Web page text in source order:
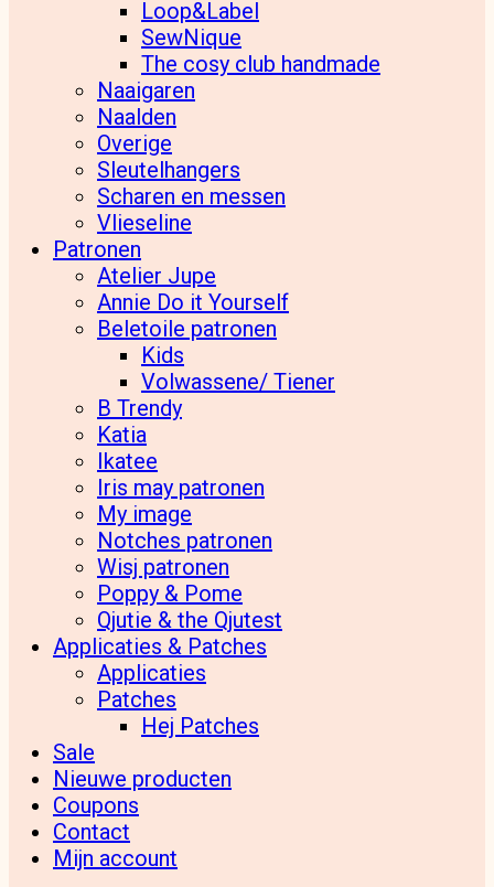
Loop&Label
SewNique
The cosy club handmade
Naaigaren
Naalden
Overige
Sleutelhangers
Scharen en messen
Vlieseline
Patronen
Atelier Jupe
Annie Do it Yourself
Beletoile patronen
Kids
Volwassene/ Tiener
B Trendy
Katia
Ikatee
Iris may patronen
My image
Notches patronen
Wisj patronen
Poppy & Pome
Qjutie & the Qjutest
Applicaties & Patches
Applicaties
Patches
Hej Patches
Sale
Nieuwe producten
Coupons
Contact
Mijn account